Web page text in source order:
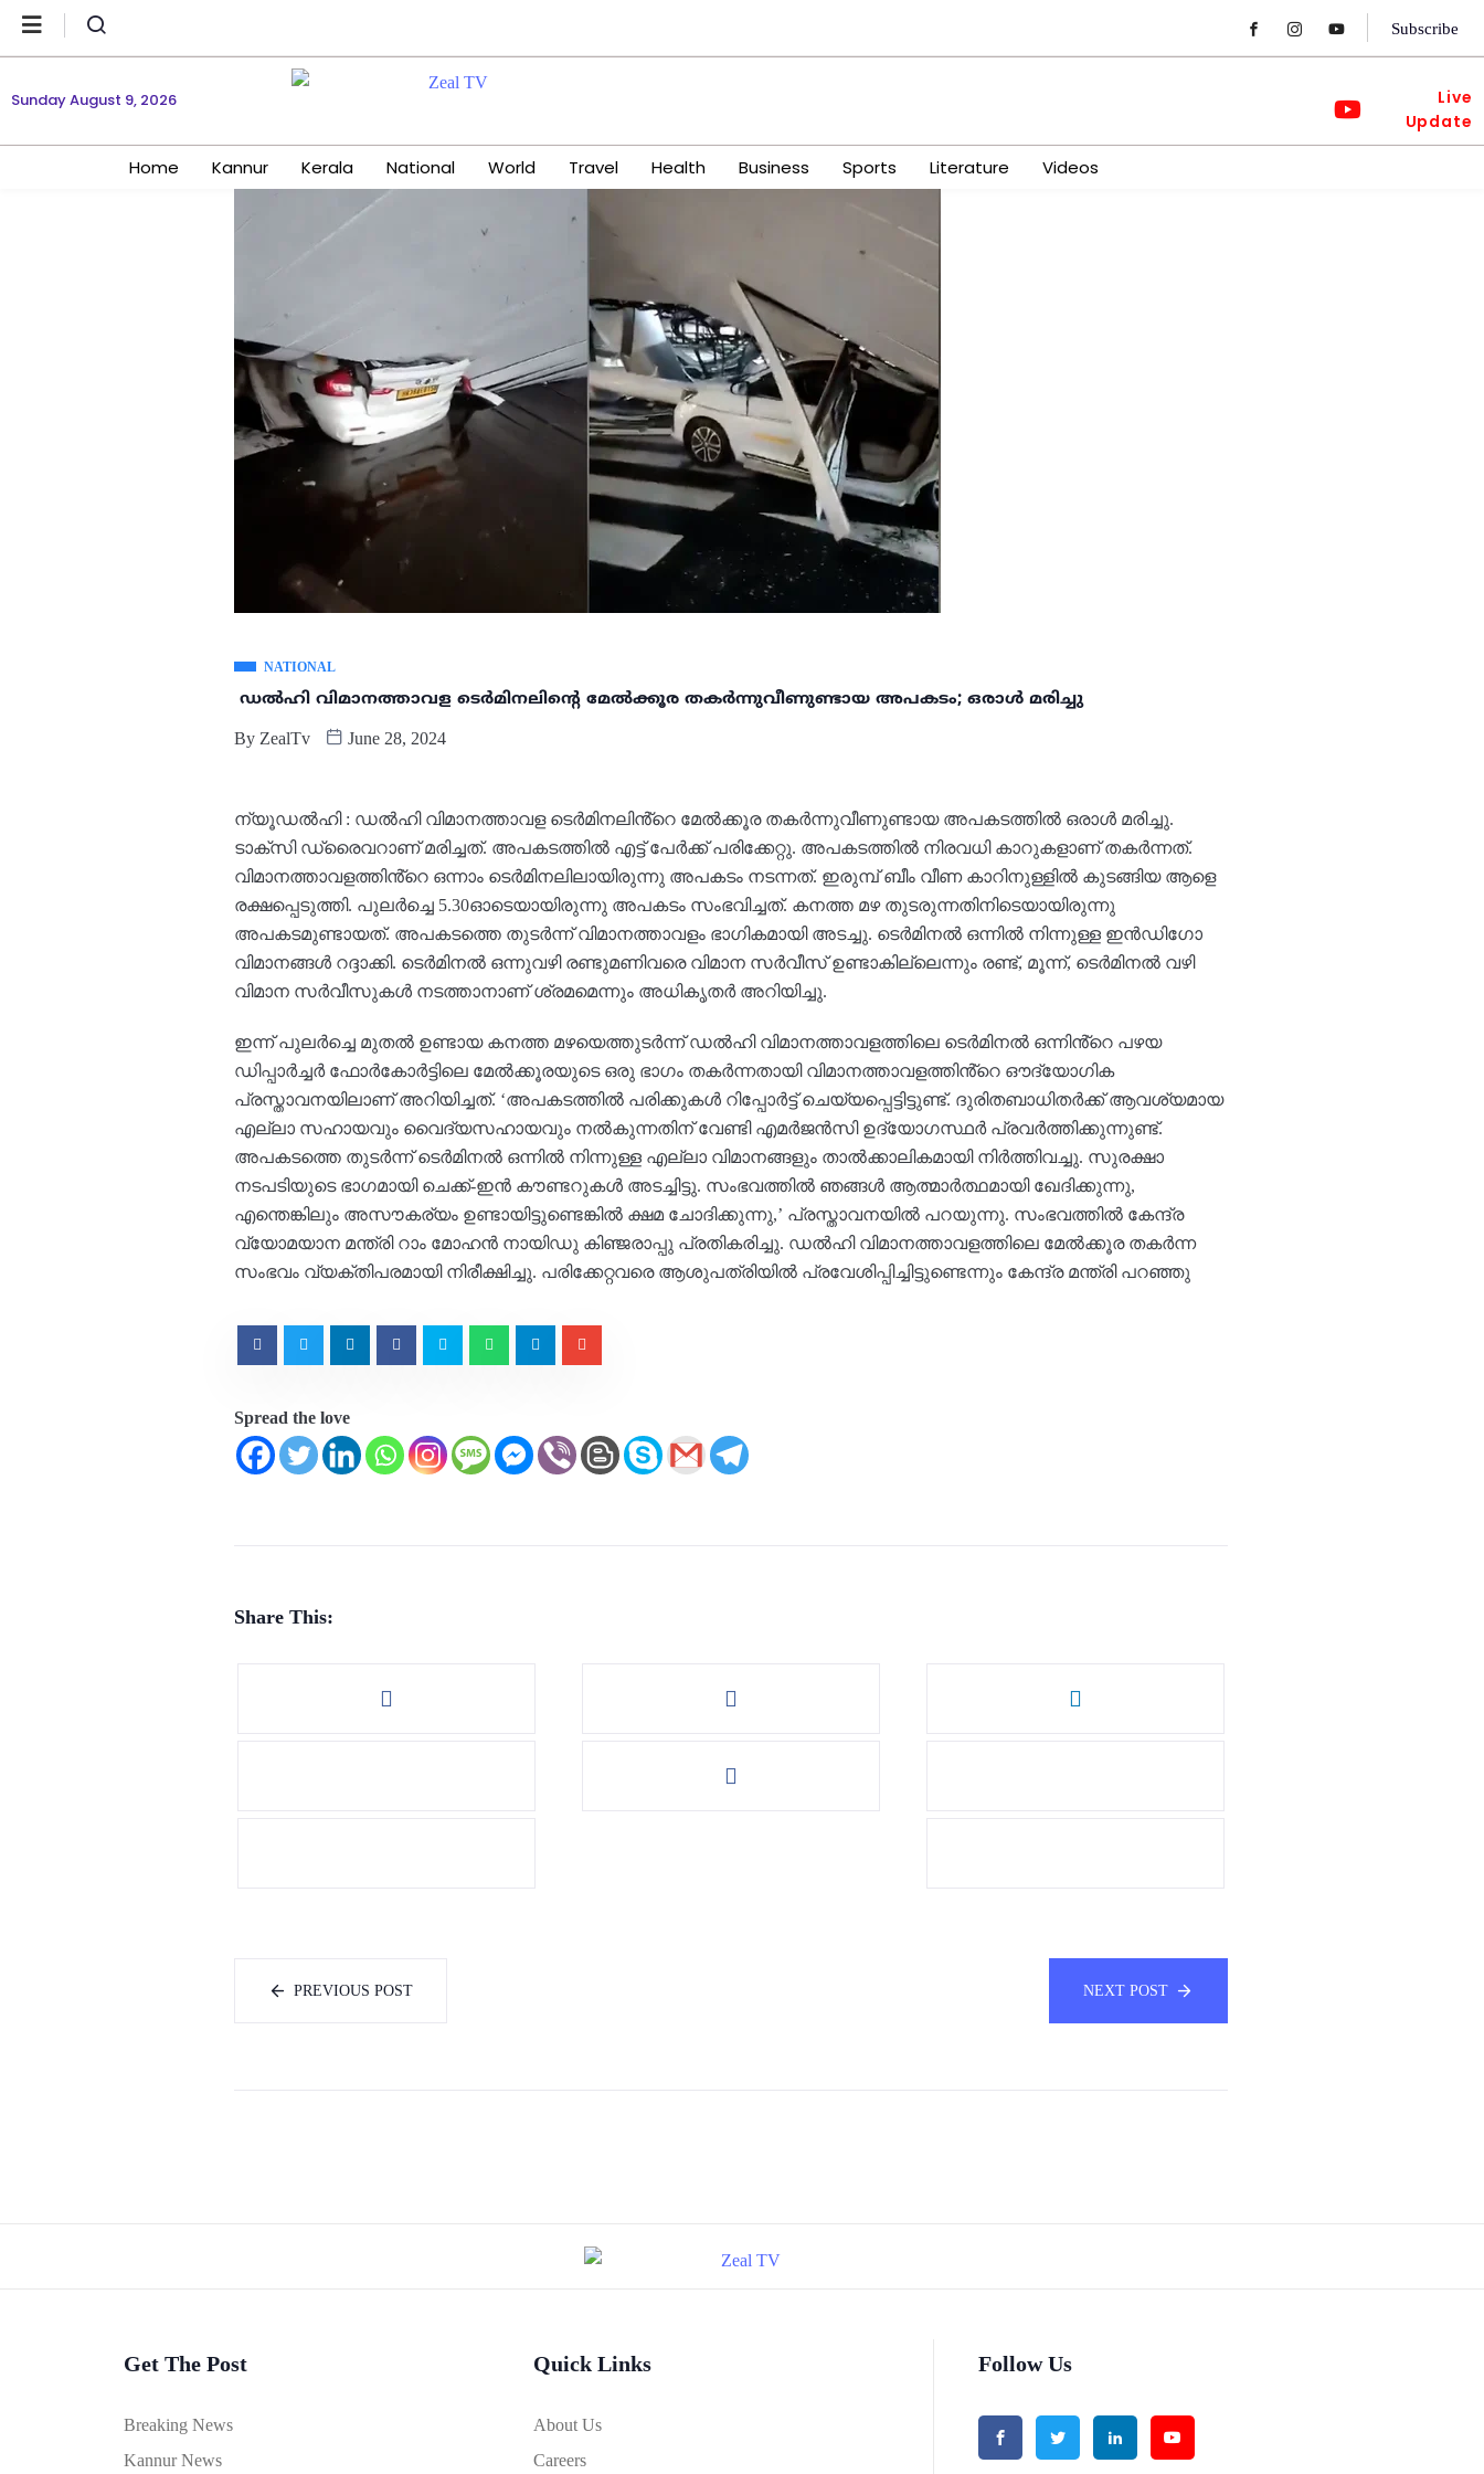
Subscribe
Sunday August 9, 2026
Live
Update
Home Kannur Kerala National World Travel Health Business Sports Literature Videos
NATIONAL
ഡൽഹി വിമാനത്താവള ടെർമിനലിൻ്റെ മേൽക്കൂര തകർന്നുവീണുണ്ടായ അപകടം; ഒരാൾ മരിച്ചു
By ZealTv June 28, 2024
ന്യൂഡൽഹി : ഡൽഹി വിമാനത്താവള ടെർമിനലിൻ്റെ മേൽക്കൂര തകർന്നുവീണുണ്ടായ അപകടത്തിൽ ഒരാൾ മരിച്ചു.
ടാക്സി ഡ്രൈവറാണ് മരിച്ചത്. അപകടത്തിൽ എട്ട് പേർക്ക് പരിക്കേറ്റു. അപകടത്തില്‍ നിരവധി കാറുകളാണ് തകർന്നത്.
വിമാനത്താവളത്തിൻ്റെ ഒന്നാം ടെർമിനലിലായിരുന്നു അപ‌കടം നടന്നത്. ഇരുമ്പ് ബീം വീണ കാറിനുള്ളിൽ കുടങ്ങിയ ആളെ
രക്ഷപ്പെടുത്തി. പുലർച്ചെ 5.30ഓടെയായിരുന്നു അപകടം സംഭവിച്ചത്. കനത്ത മഴ തുടരുന്നതിനിടെയായിരുന്നു
അപകടമുണ്ടായത്. അപകടത്തെ തുടർന്ന് വിമാനത്താവളം ഭാഗികമായി അടച്ചു. ടെർമിനൽ ഒന്നിൽ നിന്നുള്ള ഇൻഡിഗോ
വിമാനങ്ങൾ റദ്ദാക്കി. ടെർമിനൽ ഒന്നുവഴി രണ്ടുമണിവരെ വിമാന സർവീസ് ഉണ്ടാകില്ലെന്നും രണ്ട്, മൂന്ന്, ടെർമിനൽ വഴി
വിമാന സർവീസുകൾ നടത്താനാണ് ശ്രമമെന്നും അധികൃതർ അറിയിച്ചു.
ഇന്ന് പുലർച്ചെ മുതൽ ഉണ്ടായ കനത്ത മഴയെത്തുടർന്ന് ഡൽഹി വിമാനത്താവളത്തിലെ ടെർമിനൽ ഒന്നിൻ്റെ പഴയ
ഡിപ്പാർച്ചർ ഫോർകോർട്ടിലെ മേൽക്കൂരയുടെ ഒരു ഭാഗം തകർന്നതായി വിമാനത്താവളത്തിൻ്റെ ഔദ്യോഗിക
പ്രസ്താവനയിലാണ് അറിയിച്ചത്. ‘അപകടത്തിൽ പരിക്കുകൾ റിപ്പോർട്ട് ചെയ്യപ്പെട്ടിട്ടുണ്ട്. ദുരിതബാധിതർക്ക് ആവശ്യമായ
എല്ലാ സഹായവും വൈദ്യസഹായവും നൽകുന്നതിന് വേണ്ടി എമർജൻസി ഉദ്യോഗസ്ഥർ പ്രവർത്തിക്കുന്നുണ്ട്.
അപകടത്തെ തുടർന്ന് ടെർമിനൽ ഒന്നിൽ നിന്നുള്ള എല്ലാ വിമാനങ്ങളും താൽക്കാലികമായി നിർത്തിവച്ചു. സുരക്ഷാ
നടപടിയുടെ ഭാഗമായി ചെക്ക്-ഇൻ കൗണ്ടറുകൾ അടച്ചിട്ടു. സംഭവത്തിൽ ഞങ്ങൾ ആത്മാർത്ഥമായി ഖേദിക്കുന്നു,
എന്തെങ്കിലും അസൗകര്യം ഉണ്ടായിട്ടുണ്ടെങ്കിൽ ക്ഷമ ചോദിക്കുന്നു,’ പ്രസ്താവനയിൽ പറയുന്നു. സംഭവത്തിൽ കേന്ദ്ര
വ്യോമയാന മന്ത്രി റാം മോഹൻ നായിഡു കിഞ്ജരാപ്പു പ്രതികരിച്ചു. ഡൽഹി വിമാനത്താവളത്തിലെ മേൽക്കൂര തകർന്ന
സംഭവം വ്യക്തിപരമായി നിരീക്ഷിച്ചു. പരിക്കേറ്റവരെ ആശുപത്രിയിൽ പ്രവേശിപ്പിച്ചിട്ടുണ്ടെന്നും കേന്ദ്ര മന്ത്രി പറഞ്ഞു
Spread the love
Share This:
PREVIOUS POST NEXT POST
Get The Post
Breaking News
Kannur News
Quick Links
About Us
Careers
Follow Us